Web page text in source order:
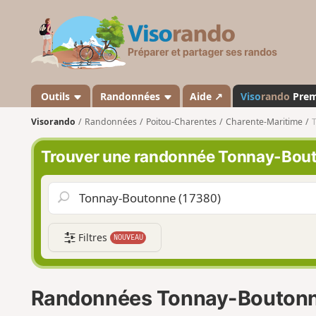
s
a
n
d
o
Outils Randonnées Aide ↗ Visorando
Visorando Randonnées Poitou-Charentes Charente-Maritime
Trouver une randonnée Tonnay-
Filtres NOUVEAU
Randonnées Tonnay-